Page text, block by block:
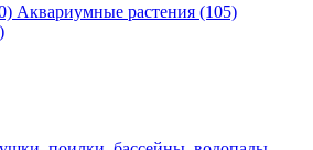
Аквариумные растения (105)